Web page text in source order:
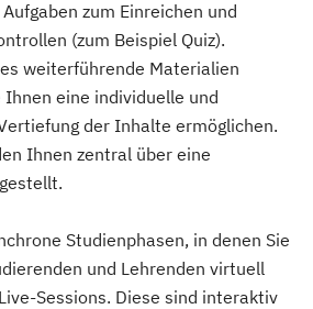
zum Einreichen und
(zum Beispiel Quiz).
weiterführende Materialien
eine individuelle und
der Inhalte ermöglichen.
Ihnen zentral über eine
Studienphasen, in denen Sie
und Lehrenden virtuell
Sessions. Diese sind interaktiv